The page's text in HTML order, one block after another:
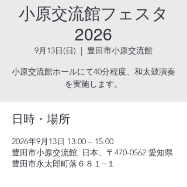
小原交流館フェスタ
2026
9月13日(日)
  |
豊田市小原交流館
小原交流館ホールにて40分程度、和太鼓演奏
を実施します。
日時・場所
2026年9月13日 13:00 – 15:00
豊田市小原交流館, 日本、〒470-0562 愛知県
豊田市永太郎町落６８１−１